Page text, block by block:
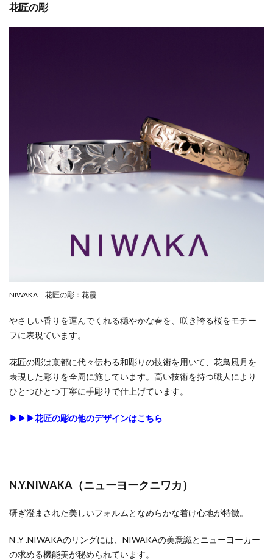
花匠の彫
NIWAKA 花匠の彫：花霞
やさしい香りを運んでくれる穏やかな春を、咲き誇る桜をモチー
フに表現ています。
花匠の彫は京都に代々伝わる和彫りの技術を用いて、花鳥風月を
表現した彫りを全周に施しています。高い技術を持つ職人により
ひとつひとつ丁寧に手彫りで仕上げています。
▶︎▶︎▶︎花匠の彫の他のデザインはこちら
N.Y.NIWAKA（ニューヨークニワカ）
研ぎ澄まされた美しいフォルムとなめらかな着け心地が特徴。
N .Y .NIWAKAのリングには、NIWAKAの美意識とニューヨーカー
の求める機能美が秘められています。